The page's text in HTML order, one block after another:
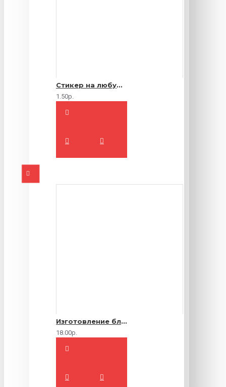
Стикер на любую продукцию
1.50р.
Изготовление блокнотов на заказ
18.00р.